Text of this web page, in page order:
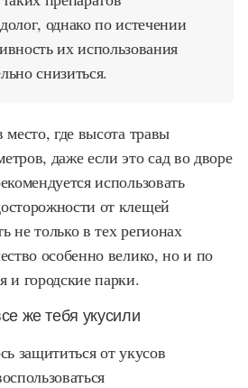
однако по истечении
их использования
снизиться.
место, где высота травы
даже если это сад во дворе
использовать
от клещей
не только в тех регионах
особенно велико, но и по
и городские парки.
же тебя укусили
защититься от укусов